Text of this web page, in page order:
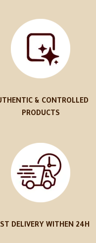
& CONTROLLED
PRODUCTS
DELIVERY WITHEN 24H